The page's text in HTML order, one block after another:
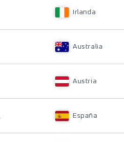
Irlanda
Australia
Austria
España